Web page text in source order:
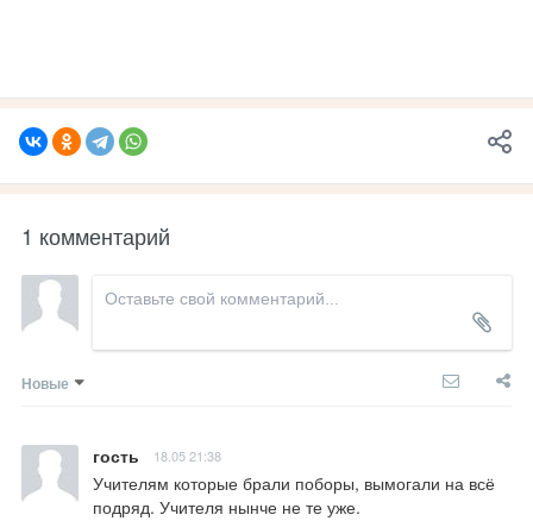
1 комментарий
Новые
гость 18.05 21:38
Учителям которые брали поборы, вымогали на всё
подряд. Учителя нынче не те уже.